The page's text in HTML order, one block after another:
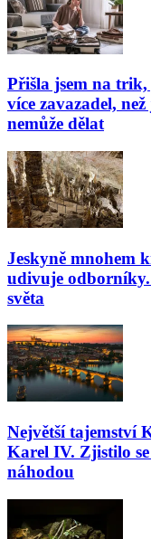
Přišla jsem na
více zavazadel,
nemůže dělat
Jeskyně mnohem
udivuje odborníky.
světa
Největší tajemství
Karel IV. Zjistilo
náhodou